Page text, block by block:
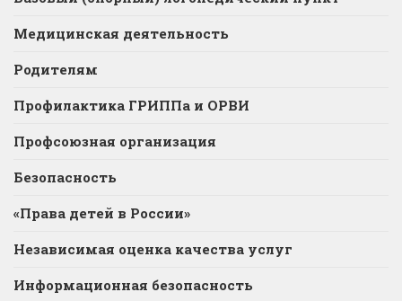
Медицинская деятельность
Родителям
Профилактика ГРИППа и ОРВИ
Профсоюзная организация
Безопасность
«Права детей в России»
Независимая оценка качества услуг
Информационная безопасность